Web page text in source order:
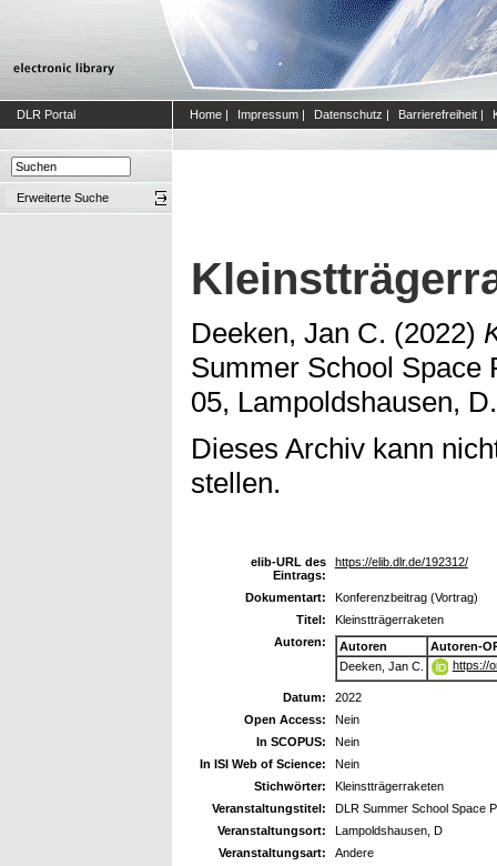
DLR Portal Home | Impressum | Datenschutz | Barrierefreiheit |
Erweiterte Suche
Deeken, Jan C. (2022)
Summer School Space
05, Lampoldshausen, D.
Dieses Archiv kann
stellen.
elib-URL des
Eintrags:
https://elib.dlr.de/192312/
Dokumentart:
Konferenzbeitrag (Vortrag)
Titel:
Kleinstträgerraketen
Autoren:
Autoren
Autoren-
Deeken, Jan C.
https://
Datum:
2022
Open Access:
Nein
In SCOPUS:
Nein
In ISI Web of Science:
Nein
Stichwörter:
Kleinstträgerraketen
Veranstaltungstitel:
DLR Summer School Space
Veranstaltungsort:
Lampoldshausen, D
Veranstaltungsart:
Andere